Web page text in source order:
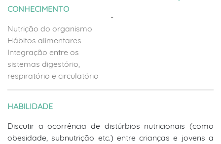
CONHECIMENTO
Nutrição do organismo
Hábitos alimentares
Integração entre os
sistemas digestório,
respiratório e circulatório
-
HABILIDADE
Discutir a ocorrência de distúrbios nutricionais (como
obesidade, subnutrição etc.) entre crianças e jovens a